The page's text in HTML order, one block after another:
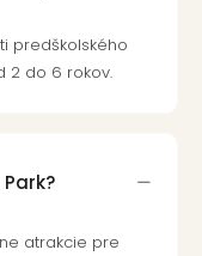
predškolského
2 do 6 rokov.
atrakcie pre